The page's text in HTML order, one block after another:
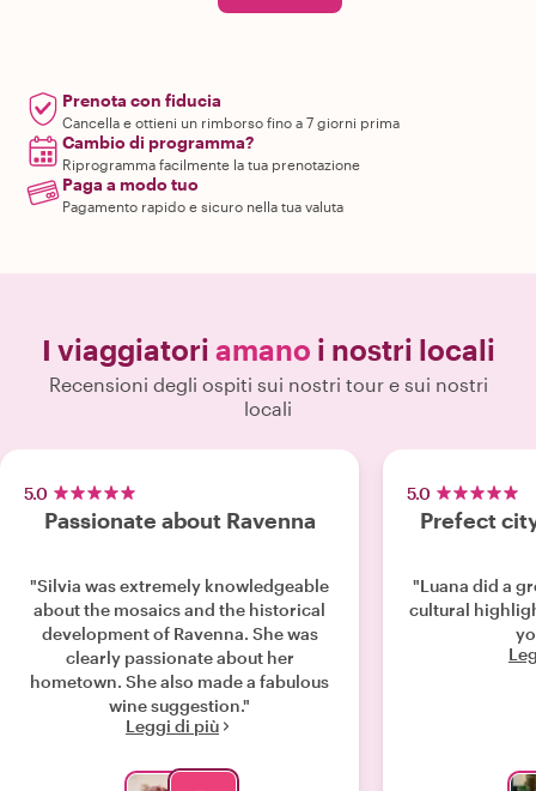
Prenota con fiducia
Cancella e ottieni un rimborso fino a 7 giorni prima
Cambio di programma?
Riprogramma facilmente la tua prenotazione
Paga a modo tuo
Pagamento rapido e sicuro nella tua valuta
I viaggiatori amano i nostri locali
Recensioni degli ospiti sui nostri tour e sui nostri
locali
5.0
Passionate about Ravenna
"Silvia was extremely knowledgeable
about the mosaics and the historical
development of Ravenna. She was
clearly passionate about her
hometown. She also made a fabulous
wine suggestion."
Leggi di più
5.0
Prefect
"Luana did a
cultural